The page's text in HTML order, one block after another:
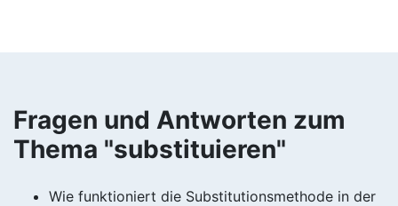
Fragen und Antworten zum
Thema "substituieren"
Wie funktioniert die Substitutionsmethode in der